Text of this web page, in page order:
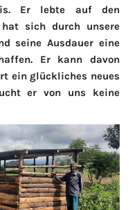
Er lebte auf den
sich durch unsere
seine Ausdauer eine
Er kann davon
ein glückliches neues
er von uns keine